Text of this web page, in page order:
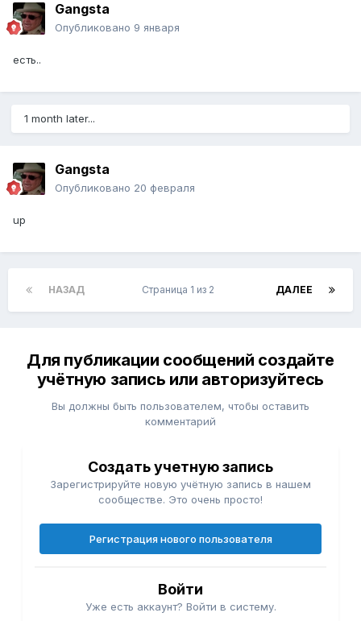
Gangsta
Опубликовано 9 января
есть..
1 month later...
Gangsta
Опубликовано 20 февраля
up
НАЗАД ДАЛЕЕ
Страница 1 из 2
Для публикации сообщений создайте
учётную запись или авторизуйтесь
Вы должны быть пользователем, чтобы оставить
комментарий
Создать учетную запись
Зарегистрируйте новую учётную запись в нашем
сообществе. Это очень просто!
Регистрация нового пользователя
Войти
Уже есть аккаунт? Войти в систему.